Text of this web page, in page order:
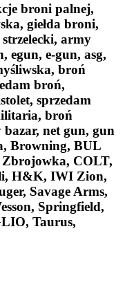
broni palnej,
giełda broni,
army
egun, e-gun, asg,
broń
broń,
sprzedam
broń
net gun, gun
Browning, BUL
COLT,
H&K, IWI Zion,
Savage Arms,
Springfield,
Taurus,